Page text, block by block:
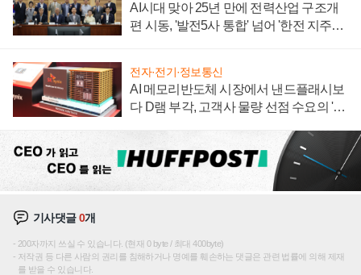
AI시대 맞아 25년 만에 전력산업 구조개
편 시동, '발전5사 통합' 넘어 '한전 지주사'
전자·전기·정보통신
AI 메모리반도체 시장에서 낸드플래시보
다 D램 부각, 고객사 물량 선점 수요의 '우
기사댓글0개
200자까지 쓰실 수 있습니다. (현재 0 byte / 최대 400byte)
저작권 등 다른 사람의 권리를 침해하거나 명예를 훼손하는 댓글은 관련 법률에 의해 제재
를 받을 수 있습니다.